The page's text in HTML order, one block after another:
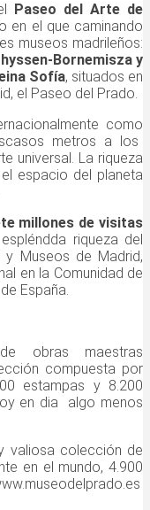
Paseo del Arte de
en el que caminando
museos madrileños:
Bornemisza y
Sofía, situados en
el Paseo del Prado.
como
metros a los
universal. La riqueza
espacio del planeta
millones de visitas
riqueza del
Museos de Madrid,
en la Comunidad de
España.
obras maestras
compuesta por
estampas y 8.200
en dia algo menos
valiosa colección de
en el mundo, 4.900